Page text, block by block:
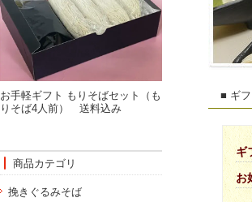
■ ギ
ギ
お
お手軽ギフト もりそばセット（も
りそば4人前） 送料込み
商品カテゴリ
挽きぐるみそば